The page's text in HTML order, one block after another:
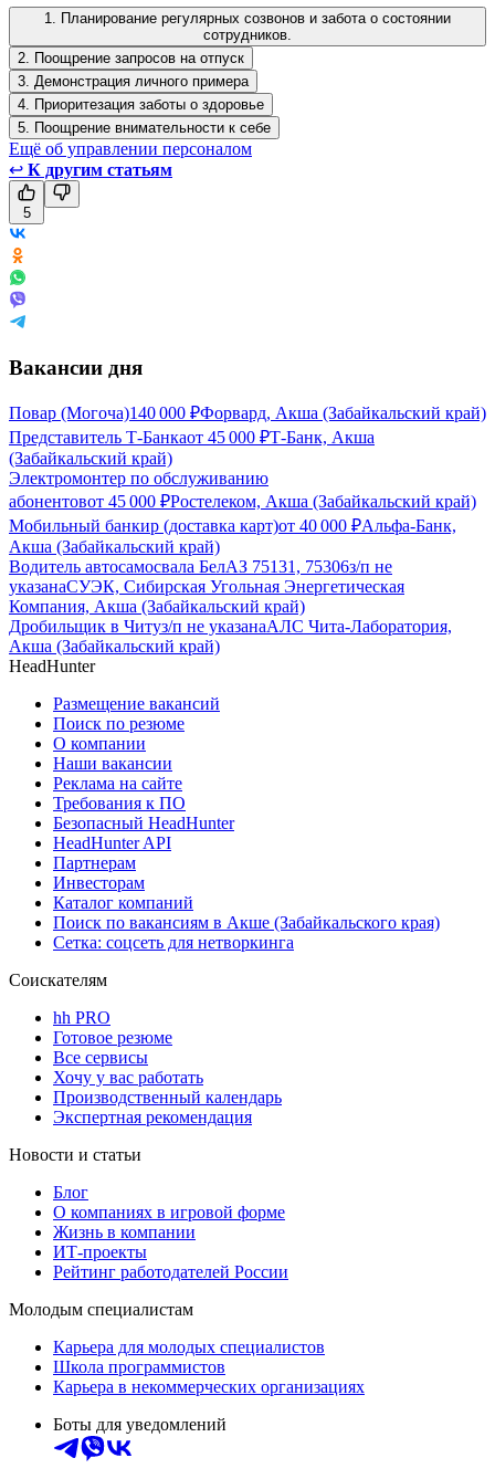
1. Планирование регулярных созвонов и забота о состоянии
сотрудников.
2. Поощрение запросов на отпуск
3. Демонстрация личного примера
4. Приоритезация заботы о здоровье
5. Поощрение внимательности к себе
Ещё об управлении персоналом
↩ К другим статьям
5
Вакансии дня
Повар (Могоча)140 000 ₽Форвард, Акша (Забайкальский край)
Представитель Т-Банкаот 45 000 ₽Т-Банк, Акша
(Забайкальский край)
Электромонтер по обслуживанию
абонентовот 45 000 ₽Ростелеком, Акша (Забайкальский край)
Мобильный банкир (доставка карт)от 40 000 ₽Альфа-Банк,
Акша (Забайкальский край)
Водитель автосамосвала БелАЗ 75131, 75306з/п не
указанаСУЭК, Сибирская Угольная Энергетическая
Компания, Акша (Забайкальский край)
Дробильщик в Читуз/п не указанаАЛС Чита-Лаборатория,
Акша (Забайкальский край)
HeadHunter
Размещение вакансий
Поиск по резюме
О компании
Наши вакансии
Реклама на сайте
Требования к ПО
Безопасный HeadHunter
HeadHunter API
Партнерам
Инвесторам
Каталог компаний
Поиск по вакансиям в Акше (Забайкальского края)
Сетка: соцсеть для нетворкинга
Соискателям
hh PRO
Готовое резюме
Все сервисы
Хочу у вас работать
Производственный календарь
Экспертная рекомендация
Новости и статьи
Блог
О компаниях в игровой форме
Жизнь в компании
ИТ-проекты
Рейтинг работодателей России
Молодым специалистам
Карьера для молодых специалистов
Школа программистов
Карьера в некоммерческих организациях
Боты для уведомлений